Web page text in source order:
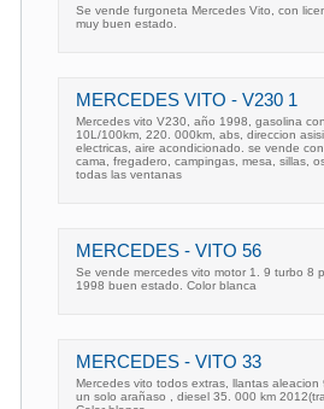
Se vende furgoneta Mercedes Vito, con
muy buen estado.
MERCEDES VITO - V230 1
Mercedes vito V230, año 1998, gasolina
10L/100km, 220. 000km, abs, direccion
electricas, aire acondicionado. se vende
cama, fregadero, campingas, mesa, sillas,
todas las ventanas
MERCEDES - VITO 56
Se vende mercedes vito motor 1. 9 turbo 8
1998 buen estado. Color blanca
MERCEDES - VITO 33
Mercedes vito todos extras, llantas aleacion
un solo arañaso , diesel 35. 000 km